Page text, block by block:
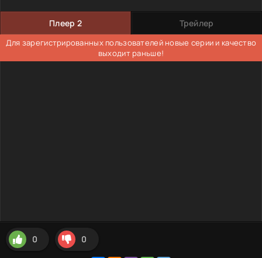
Плеер 2 Трейлер
Для зарегистрированных пользователей новые серии и качество
выходит раньше!
0 0